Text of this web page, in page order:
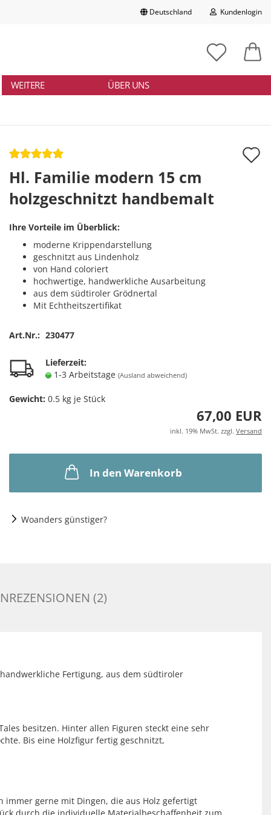
Deutschland Kundenlogin
E-Mail
Konto erstellen
Passwort vergessen?
ÜBER UNS
WEITERE
Hl. Familie modern 15 cm
holzgeschnitzt handbemalt
Ihre Vorteile im Überblick:
moderne Krippendarstellung
geschnitzt aus Lindenholz
von Hand coloriert
hochwertige, handwerkliche Ausarbeitung
aus dem südtiroler Grödnertal
Mit Echtheitszertifikat
Art.Nr.: 230477
Lieferzeit:
1-3 Arbeitstage (Ausland abweichend)
Gewicht: 0.5 kg je Stück
67,00 EUR
inkl. 19% MwSt. zzgl. Versand
In den Warenkorb
Woanders günstiger?
(2)
Fertigung, aus dem südtiroler
besitzen. Hinter allen Figuren steckt eine sehr
Bis eine Holzfigur fertig geschnitzt,
gerne mit Dingen, die aus Holz gefertigt